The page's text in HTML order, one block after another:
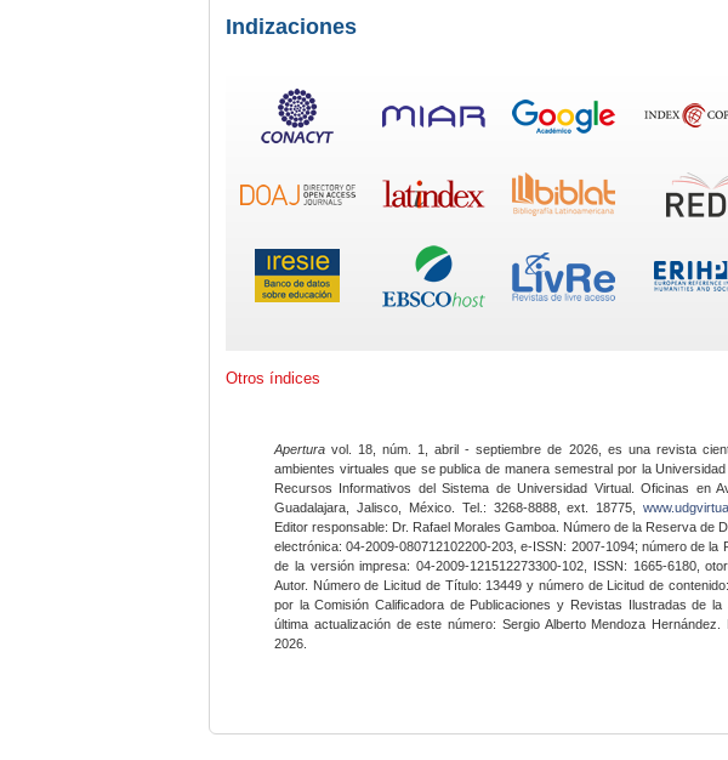
Indizaciones
Otros índices
Apertura vol. 18, núm. 1, abril - septiembre de 2026, es una revista
ambientes virtuales que se publica de manera semestral por la
Recursos Informativos del Sistema de Universidad Virtual. Oficinas en
Guadalajara, Jalisco, México. Tel.: 3268-8888, ext. 18775,
Editor responsable: Dr. Rafael Morales Gamboa. Número de la Reserva de
electrónica: 04-2009-080712102200-203, e-ISSN: 2007-1094; número de
de la versión impresa: 04-2009-121512273300-102, ISSN: 1665-6180,
Autor. Número de Licitud de Título: 13449 y número de Licitud de
por la Comisión Calificadora de Publicaciones y Revistas Ilustradas de
última actualización de este número: Sergio Alberto Mendoza
2026.